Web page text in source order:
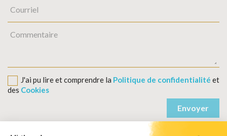
J'ai pu lire et comprendre la Politique de confidentialité et
des Cookies